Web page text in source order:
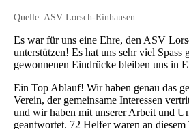
Quelle: ASV Lorsch-Einhausen
Es war für uns eine Ehre, den ASV
unterstützen! Es hat uns sehr viel Spass
gewonnenen Eindrücke bleiben uns in
Ein Top Ablauf! Wir haben genau das
Verein, der gemeinsame Interessen
und wir haben mit unserer Arbeit und
geantwortet. 72 Helfer waren an diesem